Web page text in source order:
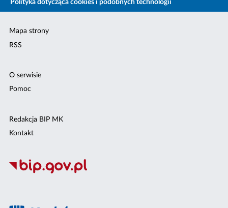
Polityka dotycząca cookies i podobnych technologii
Mapa strony
RSS
O serwisie
Pomoc
Redakcja BIP MK
Kontakt